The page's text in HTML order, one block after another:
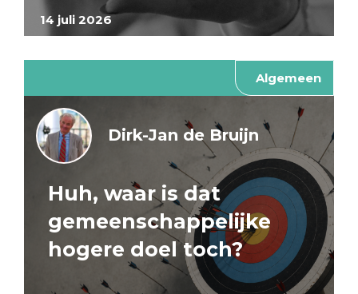
14 juli 2026
Algemeen
Dirk-Jan de Bruijn
Huh, waar is dat
gemeenschappelijke
hogere doel toch?